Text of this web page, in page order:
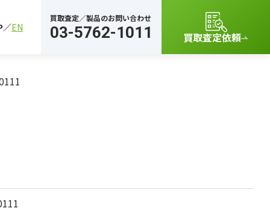
EN
買取査定／製品のお問い合わせ
03-5762-1011 買取査定依頼